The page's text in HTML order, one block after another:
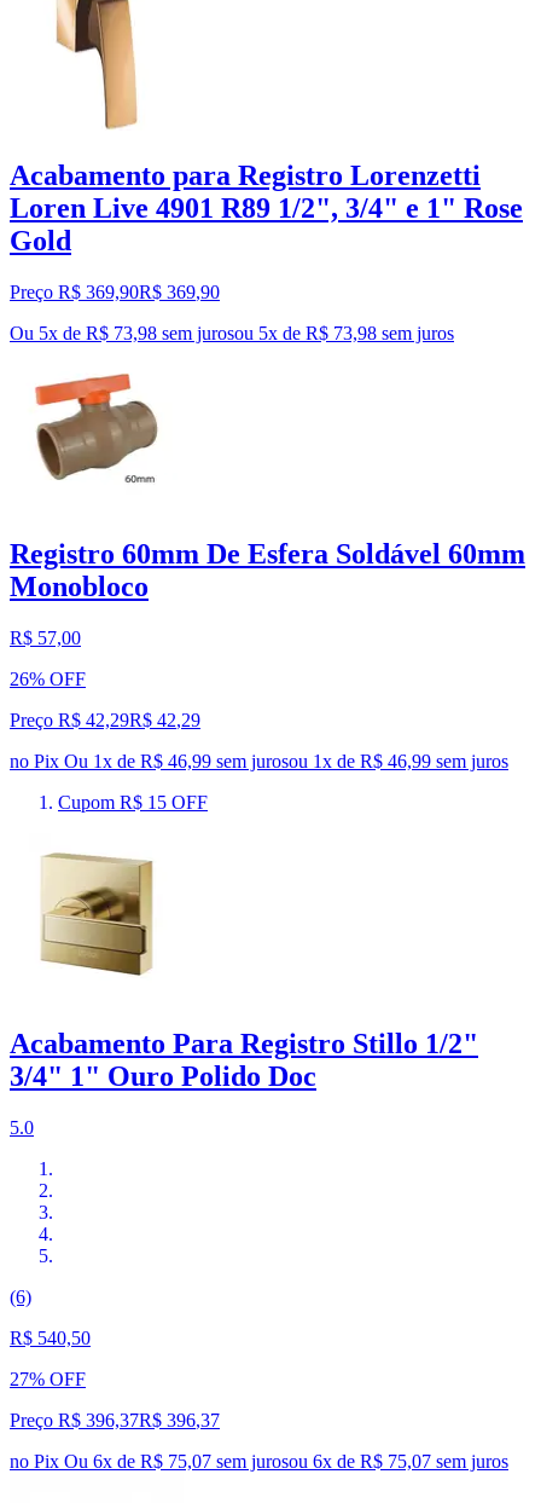
Acabamento para Registro Lorenzetti
Loren Live 4901 R89 1/2", 3/4" e 1" Rose
Gold
Preço R$ 369,90R$ 369,90
Ou 5x de R$ 73,98 sem jurosou 5x de R$ 73,98 sem juros
Registro 60mm De Esfera Soldável 60mm
Monobloco
R$ 57,00
26% OFF
Preço R$ 42,29R$ 42,29
no Pix Ou 1x de R$ 46,99 sem jurosou 1x de R$ 46,99 sem juros
Cupom R$ 15 OFF
Acabamento Para Registro Stillo 1/2"
3/4" 1" Ouro Polido Doc
5.0
(6)
R$ 540,50
27% OFF
Preço R$ 396,37R$ 396,37
no Pix Ou 6x de R$ 75,07 sem jurosou 6x de R$ 75,07 sem juros